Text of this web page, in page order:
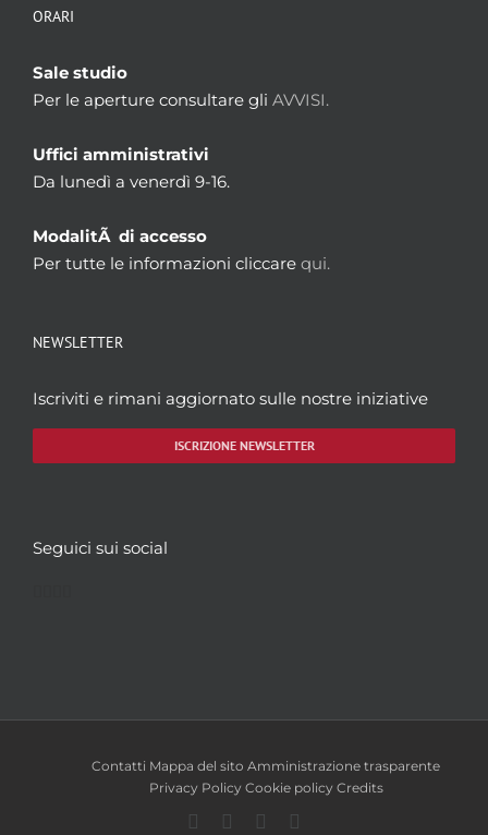
ORARI
Sale studio
Per le aperture consultare gli AVVISI.
Uffici amministrativi
Da lunedì a venerdì 9-16.
ModalitÃ di accesso
Per tutte le informazioni cliccare qui.
NEWSLETTER
Iscriviti e rimani aggiornato sulle nostre iniziative
ISCRIZIONE NEWSLETTER
Seguici sui social
Contatti Mappa del sito Amministrazione trasparente
Privacy Policy Cookie policy Credits
Facebook
TwitterYouTube